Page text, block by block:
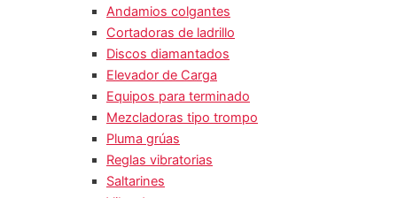
Andamios colgantes
Cortadoras de ladrillo
Discos diamantados
Elevador de Carga
Equipos para terminado
Mezcladoras tipo trompo
Pluma grúas
Reglas vibratorias
Saltarines